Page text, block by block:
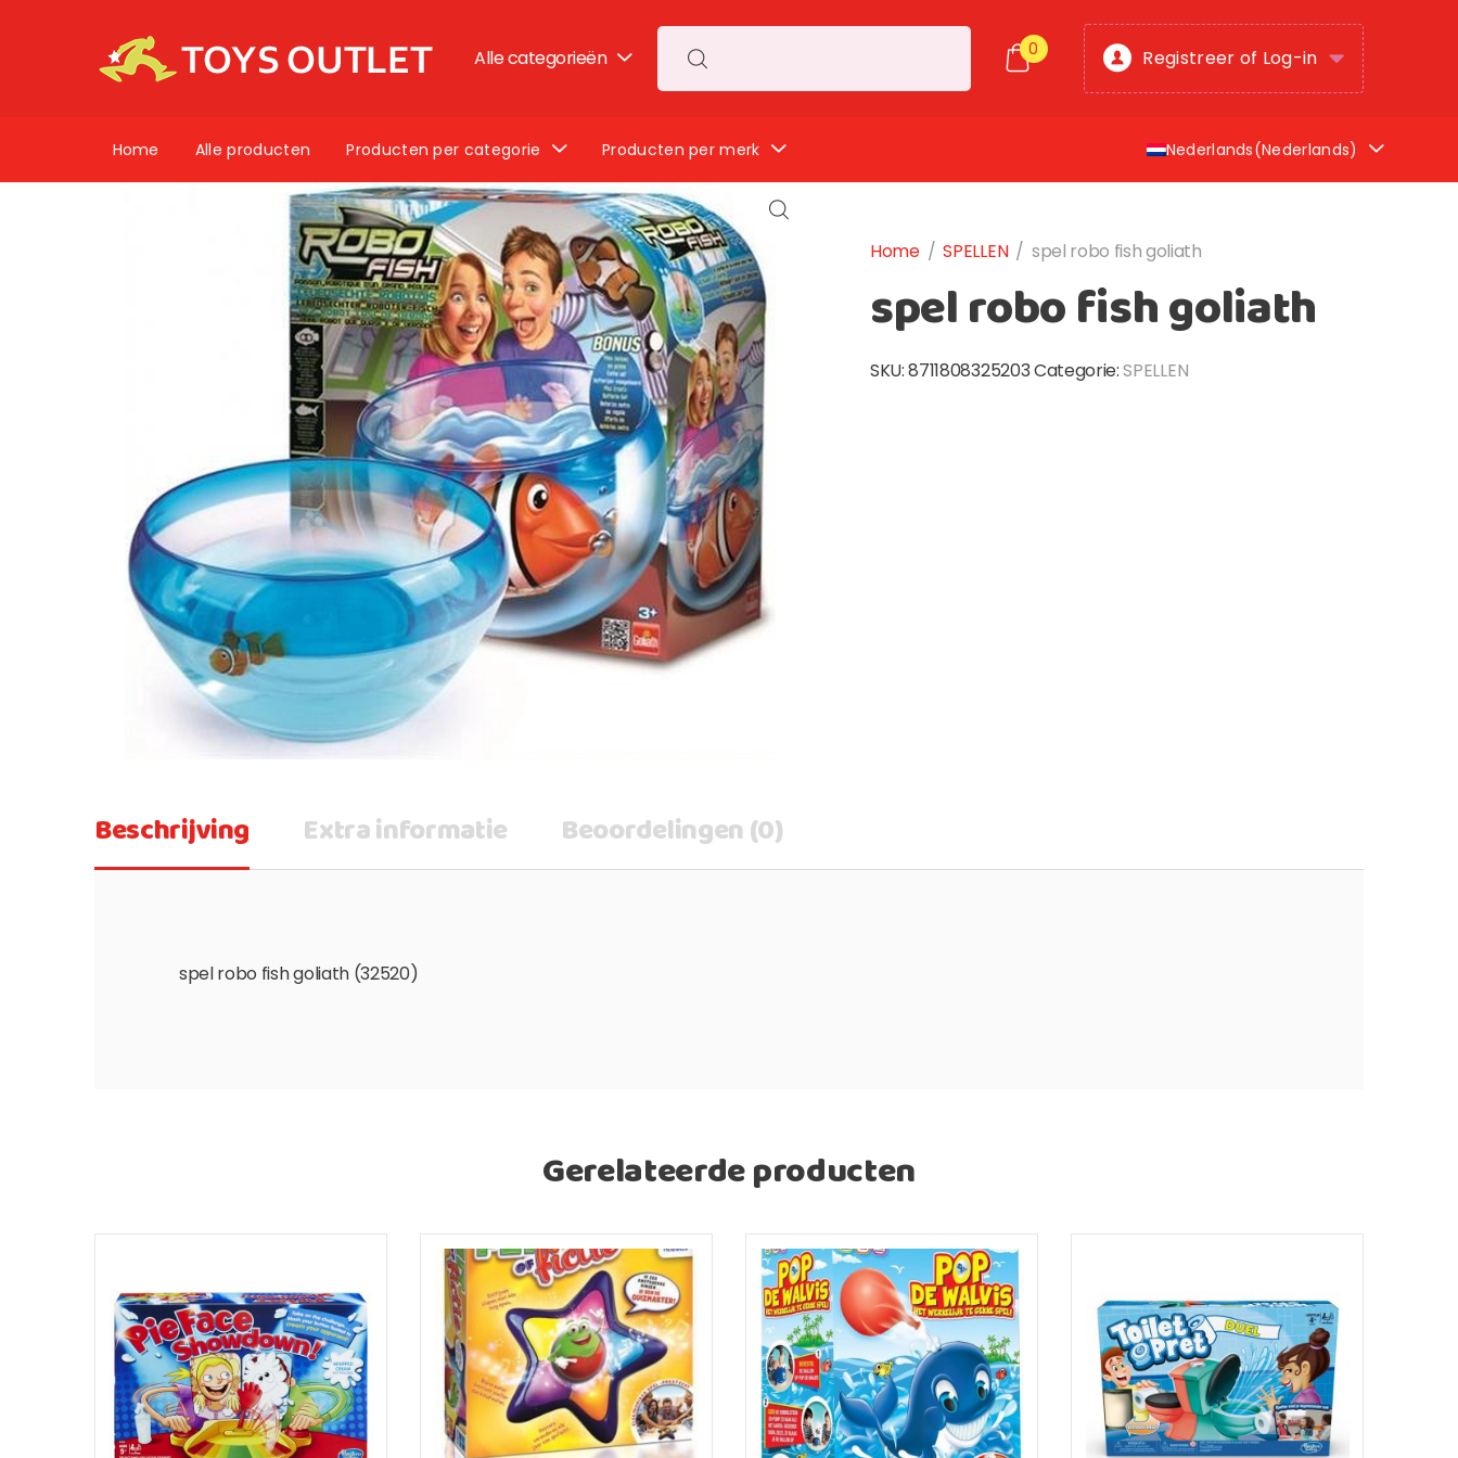
Alle categorieën
Search for:
0 Registreer of Log-in
Home Alle producten Producten per categorie Producten per merk Nederlands(Nederlands)
Home / SPELLEN / spel robo fish goliath
spel robo fish goliath
SKU:8711808325203Categorie:SPELLEN
Beschrijving Extra informatie Beoordelingen (0)
spel robo fish goliath (32520)
Gerelateerde producten